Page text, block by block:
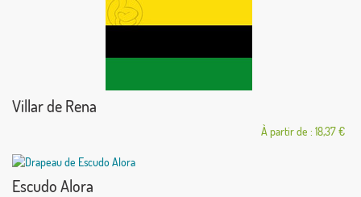
Villar de Rena
À partir de : 18,37 €
Escudo Alora